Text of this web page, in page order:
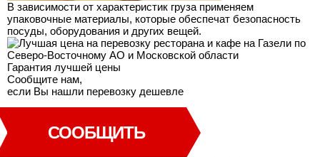
В зависимости от характеристик груза применяем
упаковочные материалы, которые обеспечат безопасность
посуды, оборудования и других вещей.
Гарантия лучшей цены
Сообщите нам,
если Вы нашли перевозку дешевле
СООБЩИТЬ